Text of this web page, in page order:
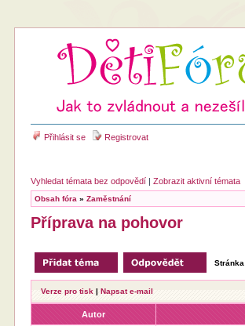
Přihlásit se Registrovat
Vyhledat témata bez odpovědí |Zobrazit aktivní témata
Obsah fóra »Zaměstnání
Příprava na pohovor
Verze pro tisk |Napsat e-mail
Autor